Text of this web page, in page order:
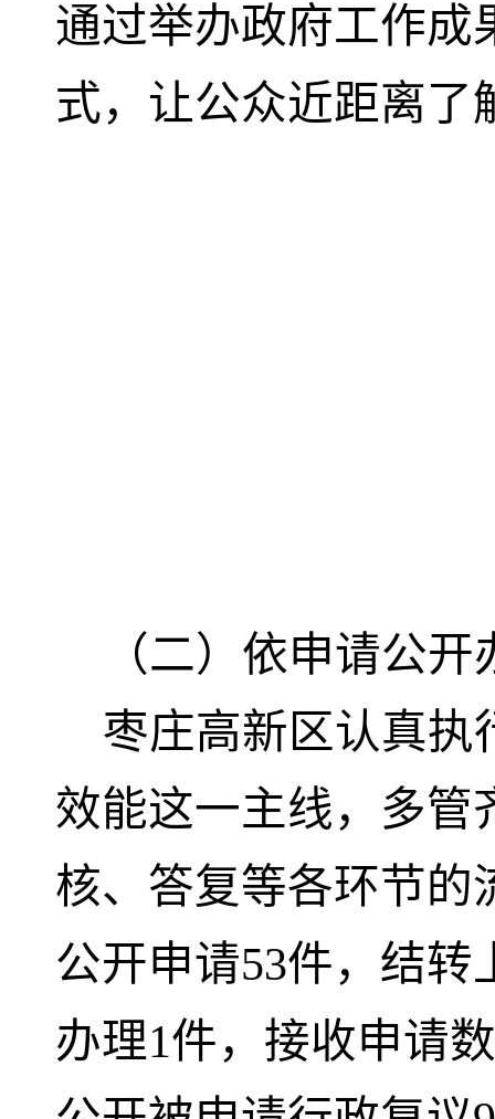
通过举办政府工作成
式，让公众近距离了
（二）依申请公
枣庄高新区认真执
效能这一主线，多管
核、答复等各环节的
公开申请53件，结转
办理1件，接收申请